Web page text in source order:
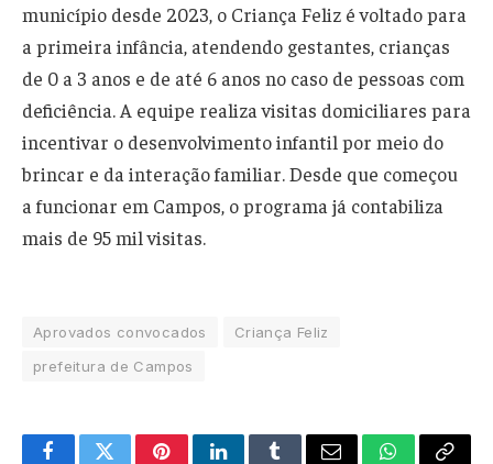
município desde 2023, o Criança Feliz é voltado para
a primeira infância, atendendo gestantes, crianças
de 0 a 3 anos e de até 6 anos no caso de pessoas com
deficiência. A equipe realiza visitas domiciliares para
incentivar o desenvolvimento infantil por meio do
brincar e da interação familiar. Desde que começou
a funcionar em Campos, o programa já contabiliza
mais de 95 mil visitas.
Aprovados convocados
Criança Feliz
prefeitura de Campos